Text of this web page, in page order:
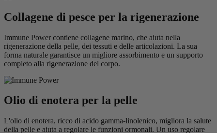
Collagene di pesce per la rigenerazione
Immune Power contiene collagene marino, che aiuta nella
rigenerazione della pelle, dei tessuti e delle articolazioni. La sua
forma naturale garantisce un migliore assorbimento e un supporto
completo alla rigenerazione del corpo.
Olio di enotera per la pelle
L'olio di enotera, ricco di acido gamma-linolenico, migliora la salute
della pelle e aiuta a regolare le funzioni ormonali. Un uso regolare